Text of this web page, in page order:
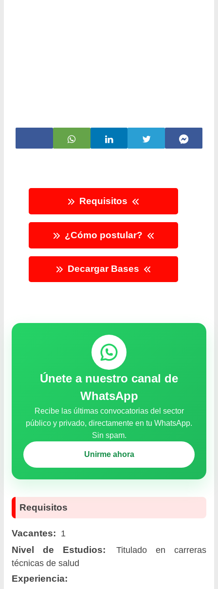
Requisitos
¿Cómo postular?
Decargar Bases
Únete a nuestro canal de
WhatsApp
Recibe las últimas convocatorias del sector
público y privado, directamente en tu WhatsApp.
Sin spam.
Unirme ahora
Requisitos
Vacantes: 1
Nivel de Estudios:
Titulado en carreras
técnicas de salud
Experiencia: